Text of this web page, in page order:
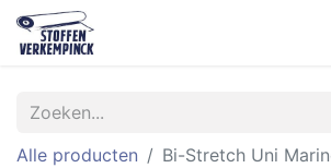
Alle producten Bi-Stretch Uni